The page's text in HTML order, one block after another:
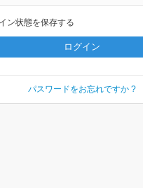
ン状態を保存する
パスワードをお忘れですか ?